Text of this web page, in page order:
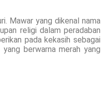
Mawar yang dikenal nama
religi dalam peradaban
pada kekasih sebagai
berwarna merah yang